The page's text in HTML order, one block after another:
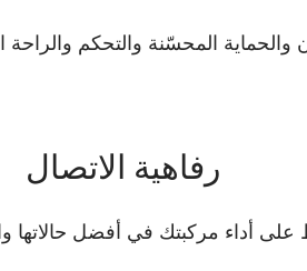
والحماية المحسّنة والتحكم
رفاهية الاتصال
أداء مركبتك في أفضل حالاتها